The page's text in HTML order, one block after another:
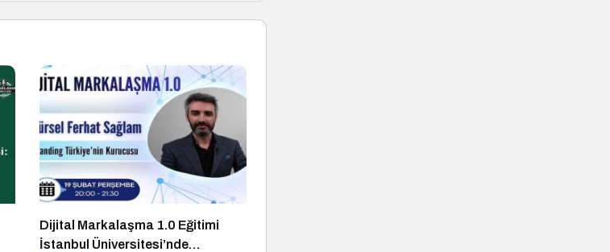
Dijital Markalaşma 1.0 Eğitimi
İstanbul Üniversitesi’nde